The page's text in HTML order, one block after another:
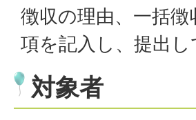
徴収の理由、一括
項を記入し、提出し
対象者